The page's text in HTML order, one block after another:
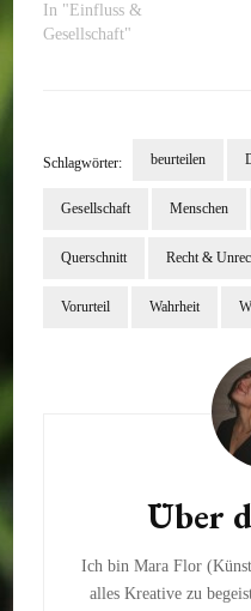
In "Einfluss &
Gesellschaft"
Schlagwörter: beurteilen
Gesellschaft Menschen
Querschnitt Recht &
Vorurteil Wahrheit
Über
Ich bin Mara Flor
alles Kreative zu